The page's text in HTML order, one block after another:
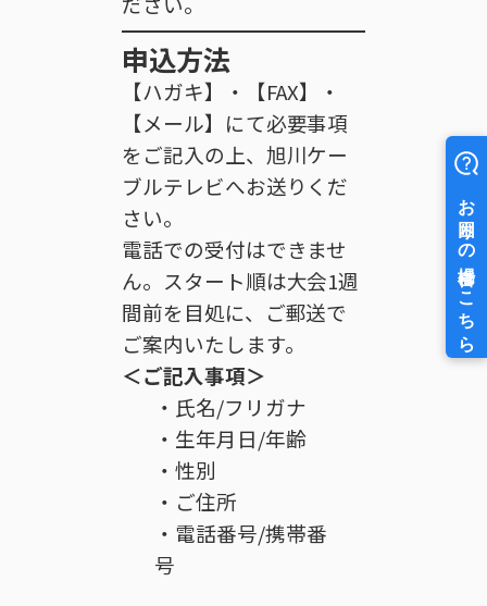
申込方法
【ハガキ】・【FAX】・
【メール】にて必要事項
をご記入の上、旭川ケー
ブルテレビへお送りくだ
さい。
電話での受付はできませ
ん。スタート順は大会1週
間前を目処に、ご郵送で
ご案内いたします。
＜ご記入事項＞
・氏名/フリガナ
・生年月日/年齢
・性別
・ご住所
・電話番号/携帯番
号